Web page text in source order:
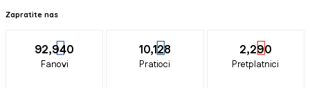
Zapratite nas
92,940
Fanovi
10,128
Pratioci
2,290
Pretplatnici